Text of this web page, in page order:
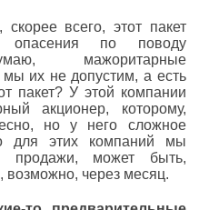
всего, этот пакет
по поводу
мажоритарные
мы их не допустим, а есть
пакет? У этой компании
акционер, которому,
но у него сложное
для этих компаний мы
продажи, может быть,
возможно, через месяц.